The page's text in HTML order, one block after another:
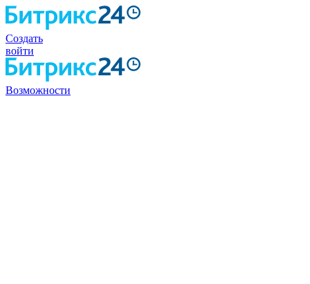
Создать
войти
Возможности